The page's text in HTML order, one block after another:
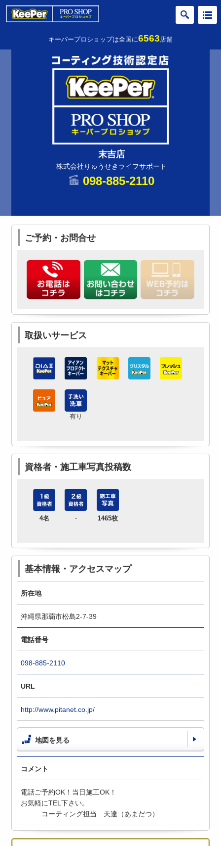
キーパープロショップは全国に6563店舗
末吉店
株式会社りゅうせきライフサポート
098-885-2110
ご予約・お問合せ
取扱いサービス
有り
資格者・施工車写真投稿数
4名 - 1465枚
基本情報・アクセスマップ
所在地
沖縄県那覇市松島2-7-39
電話番号
098-885-2110
URL
http://www.pitanet.co.jp/
地図を見る
コメント
電話ご予約OK！当日施工OK！
お気軽にTEL下さい。
コーティング担当 天達（あまだつ）